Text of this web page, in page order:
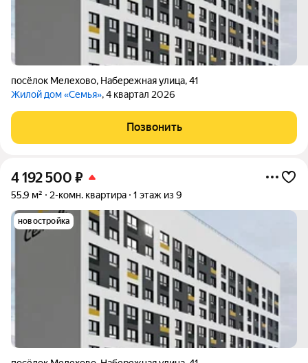
посёлок Мелехово, Набережная улица,41
Жилой дом «Семья», 4 квартал 2026
Позвонить
4 192 500 ₽
55,9 м² 2-комн. квартира 1 этаж из 9
новостройка